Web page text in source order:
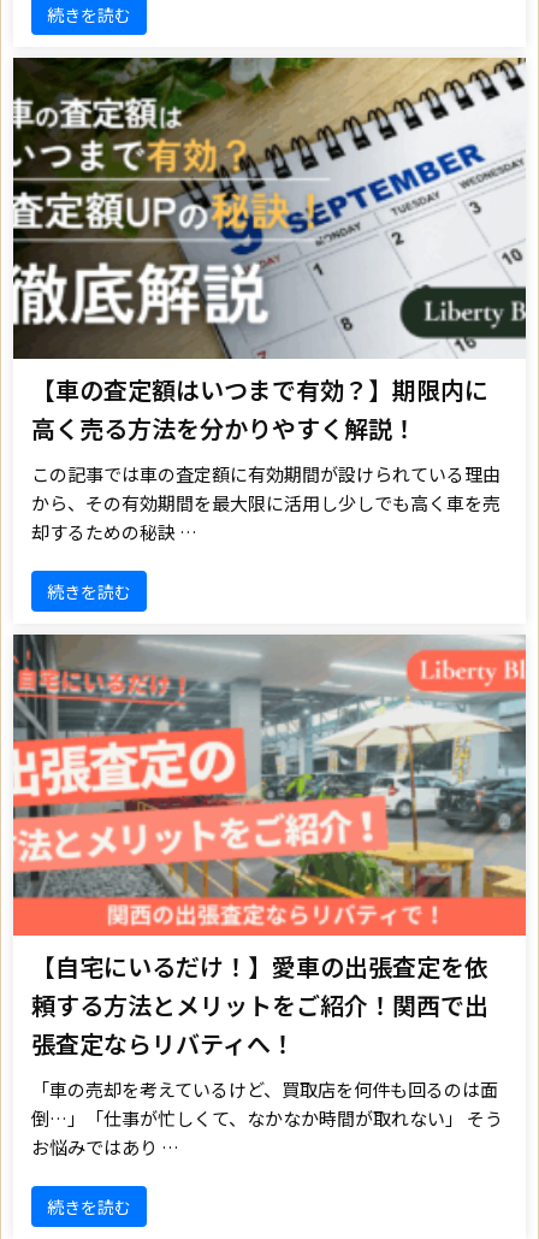
続きを読む
【車の査定額はいつまで有効？】期限内に
高く売る方法を分かりやすく解説！
この記事では車の査定額に有効期間が設けられている理由
から、その有効期間を最大限に活用し少しでも高く車を売
却するための秘訣 …
続きを読む
【自宅にいるだけ！】愛車の出張査定を依
頼する方法とメリットをご紹介！関西で出
張査定ならリバティへ！
「車の売却を考えているけど、買取店を何件も回るのは面
倒…」「仕事が忙しくて、なかなか時間が取れない」 そう
お悩みではあり …
続きを読む